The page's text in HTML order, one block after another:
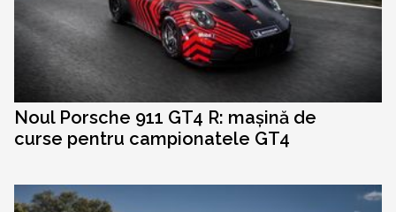
Noul Porsche 911 GT4 R: mașină de
curse pentru campionatele GT4